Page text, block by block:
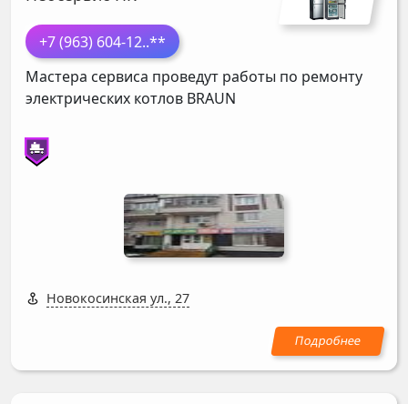
+7 (963) 604-12..**
Мастера сервиса проведут работы по ремонту
электрических котлов BRAUN
Новокосинская ул., 27